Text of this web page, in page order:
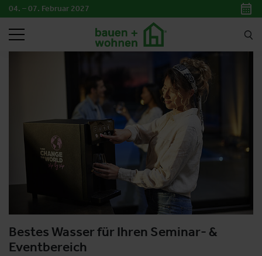
04. – 07. Februar 2027
SUCHEN
Bestes Wasser für Ihren Seminar- &
Eventbereich